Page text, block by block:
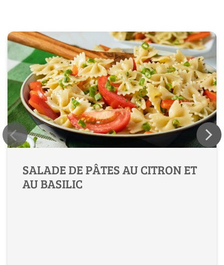
SALADE DE PÂTES AU CITRON ET
AU BASILIC